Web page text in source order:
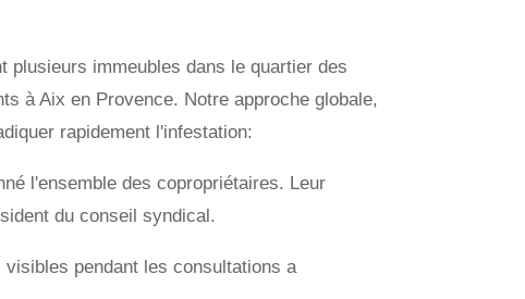
plusieurs immeubles dans le quartier des
à Aix en Provence. Notre approche globale,
rapidement l'infestation:
l'ensemble des copropriétaires. Leur
du conseil syndical.
pendant les consultations a